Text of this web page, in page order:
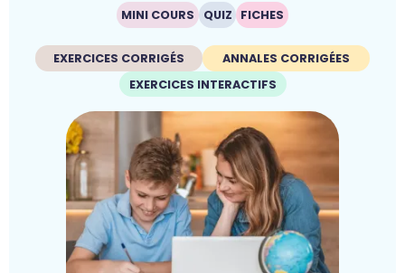
MINI COURS QUIZ FICHES
EXERCICES CORRIGÉS
ANNALES CORRIGÉES
EXERCICES INTERACTIFS